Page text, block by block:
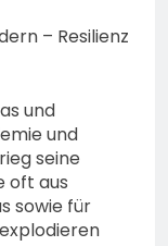
– Resilienz
und
und
seine
oft aus
sowie für